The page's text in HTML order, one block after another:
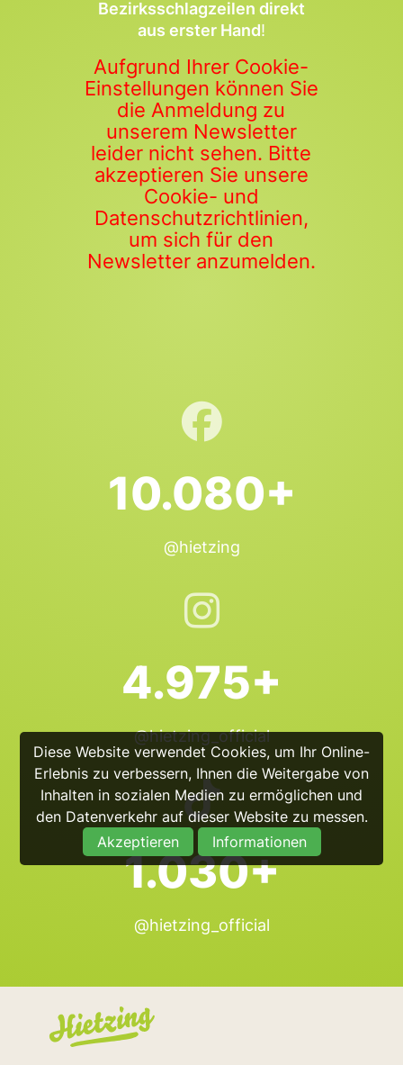
Diese Website verwendet Cookies, um Ihr Online-
Erlebnis zu verbessern, Ihnen die Weitergabe von
Inhalten in sozialen Medien zu ermöglichen und
den Datenverkehr auf dieser Website zu messen.
Akzeptieren
Informationen
Bezirksschlagzeilen direkt
aus erster Hand!
Aufgrund Ihrer Cookie-
Einstellungen können Sie
die Anmeldung zu
unserem Newsletter
leider nicht sehen. Bitte
akzeptieren Sie unsere
Cookie- und
Datenschutzrichtlinien,
um sich für den
Newsletter anzumelden.
10.080+
@hietzing
4.975+
@hietzing_official
1.030+
@hietzing_official